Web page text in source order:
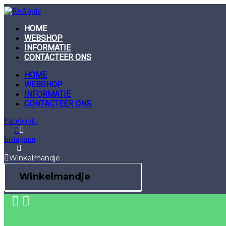
Skip
to
contentHOME
WEBSHOP
INFORMATIE
CONTACTEER ONS
HOME
WEBSHOP
INFORMATIE
CONTACTEER ONS
Facebook-
f
Instagram
Winkelmandje
Winkelmandje